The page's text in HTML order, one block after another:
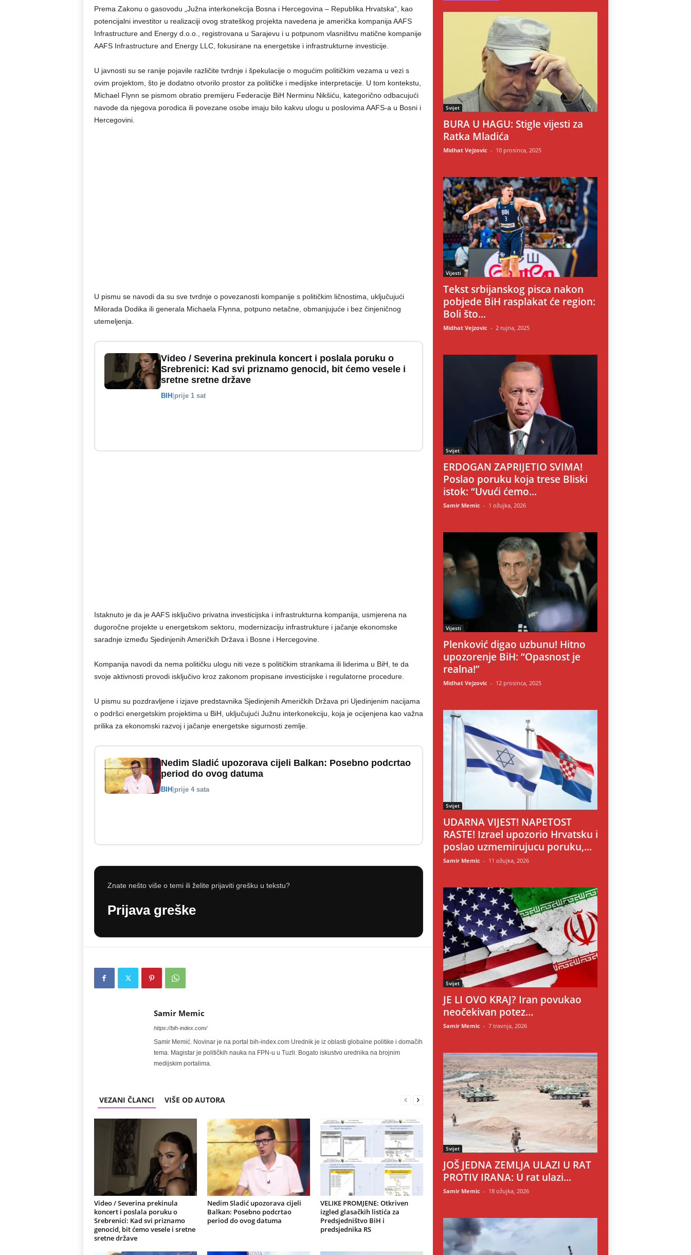
Prema Zakonu o gasovodu „Južna interkonekcija Bosna i Hercegovina – Republika Hrvatska“, kao
potencijalni investitor u realizaciji ovog strateškog projekta navedena je američka kompanija AAFS
Infrastructure and Energy d.o.o., registrovana u Sarajevu i u potpunom vlasništvu matične kompanije
AAFS Infrastructure and Energy LLC, fokusirane na energetske i infrastrukturne investicije.
U javnosti su se ranije pojavile različite tvrdnje i špekulacije o mogućim političkim vezama u vezi s
ovim projektom, što je dodatno otvorilo prostor za političke i medijske interpretacije. U tom kontekstu,
Michael Flynn se pismom obratio premijeru Federacije BiH Nerminu Nikšiću, kategorično odbacujući
navode da njegova porodica ili povezane osobe imaju bilo kakvu ulogu u poslovima AAFS-a u Bosni i
Hercegovini.
U pismu se navodi da su sve tvrdnje o povezanosti kompanije s političkim ličnostima, uključujući
Milorada Dodika ili generala Michaela Flynna, potpuno netačne, obmanjujuće i bez činjeničnog
utemeljenja.
Video / Severina prekinula koncert i poslala poruku o
Srebrenici: Kad svi priznamo genocid, bit ćemo vesele i
sretne sretne države
BIH prije 1 sat
Istaknuto je da je AAFS isključivo privatna investicijska i infrastrukturna kompanija, usmjerena na
dugoročne projekte u energetskom sektoru, modernizaciju infrastrukture i jačanje ekonomske
saradnje između Sjedinjenih Američkih Država i Bosne i Hercegovine.
Kompanija navodi da nema političku ulogu niti veze s političkim strankama ili liderima u BiH, te da
svoje aktivnosti provodi isključivo kroz zakonom propisane investicijske i regulatorne procedure.
U pismu su pozdravljene i izjave predstavnika Sjedinjenih Američkih Država pri Ujedinjenim nacijama
o podršci energetskim projektima u BiH, uključujući Južnu interkonekciju, koja je ocijenjena kao važna
prilika za ekonomski razvoj i jačanje energetske sigurnosti zemlje.
Nedim Sladić upozorava cijeli Balkan: Posebno podcrtao
period do ovog datuma
BIH prije 4 sata
Znate nešto više o temi ili želite prijaviti grešku u tekstu?
Prijava greške
Samir Memic
https://bih-index.com/
Samir Memić. Novinar je na portal bih-index.com Urednik je iz oblasti globalne politike i domačih
tema. Magistar je političkih nauka na FPN-u u Tuzli. Bogato iskustvo urednika na brojnim
medijskim portalima.
VEZANI ČLANCI VIŠE OD AUTORA
Video / Severina prekinula
koncert i poslala poruku o
Srebrenici: Kad svi priznamo
genocid, bit ćemo vesele i sretne
sretne države
Nedim Sladić upozorava cijeli
Balkan: Posebno podcrtao
period do ovog datuma
VELIKE PROMJENE: Otkriven
izgled glasačkih listića za
Predsjedništvo BiH i
predsjednika RS
Svijet
BURA U HAGU: Stigle vijesti za
Ratka Mladića
Midhat Vejzovic - 10 prosinca, 2025
Vijesti
Tekst srbijanskog pisca nakon
pobjede BiH rasplakat će region:
Boli što...
Midhat Vejzovic - 2 rujna, 2025
Svijet
ERDOGAN ZAPRIJETIO SVIMA!
Poslao poruku koja trese Bliski
istok: “Uvući ćemo...
Samir Memic - 1 ožujka, 2026
Vijesti
Plenković digao uzbunu! Hitno
upozorenje BiH: “Opasnost je
realna!”
Midhat Vejzovic - 12 prosinca, 2025
Svijet
UDARNA VIJEST! NAPETOST
RASTE! Izrael upozorio Hrvatsku i
poslao uzmemirujucu poruku,...
Samir Memic - 11 ožujka, 2026
Svijet
JE LI OVO KRAJ? Iran povukao
neočekivan potez…
Samir Memic - 7 travnja, 2026
Svijet
JOŠ JEDNA ZEMLJA ULAZI U RAT
PROTIV IRANA: U rat ulazi...
Samir Memic - 18 ožujka, 2026